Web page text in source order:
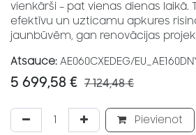
vienkārši – pat vienas dienas laikā.
efektīvu un uzticamu apkures
jaunbūvēm, gan renovācijas
Atsauce: AE060CXEDEG/
5 699,58 € 7 124,48€
Pievienot